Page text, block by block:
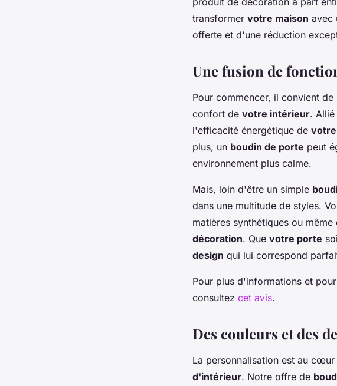
transformer votre maison avec
offerte et d'une réduction
Une fusion de
Pour commencer, il convient
confort de votre intérieur.
l'efficacité énergétique de
plus, un boudin de porte peut
environnement plus calme.
Mais, loin d'être un simple
dans une multitude de styles.
matières synthétiques ou
décoration. Que votre porte
design qui lui correspond
Pour plus d'informations et
consultez cet avis.
Des couleurs et des
La personnalisation est au
d'intérieur. Notre offre de